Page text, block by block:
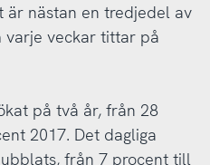
nästan en tredjedel av
varje veckar tittar på
på två år, från 28
2017. Det dagliga
från 7 procent till